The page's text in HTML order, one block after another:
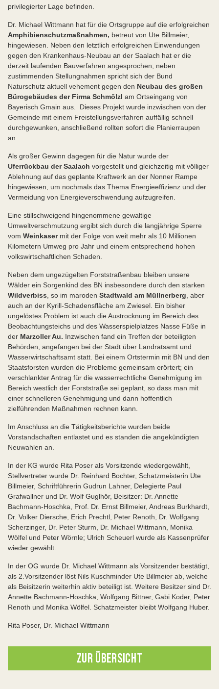
privilegierter Lage befinden.
Dr. Michael Wittmann hat für die Ortsgruppe auf die erfolgreichen
Amphibienschutzmaßnahmen, betreut von Ute Billmeier,
hingewiesen. Neben den letztlich erfolgreichen Einwendungen
gegen den Krankenhaus-Neubau an der Saalach hat er die
derzeit laufenden Bauverfahren angesprochen; neben
zustimmenden Stellungnahmen spricht sich der Bund
Naturschutz aktuell vehement gegen den Neubau des großen
Bürogebäudes der Firma Schmölzl am Ortseingang von
Bayerisch Gmain aus. Dieses Projekt wurde inzwischen von der
Gemeinde mit einem Freistellungsverfahren auffällig schnell
durchgewunken, anschließend rollten sofort die Planierraupen
an.
Als großer Gewinn dagegen für die Natur wurde der
Uferrückbau der Saalach vorgestellt und gleichzeitig mit völliger
Ablehnung auf das geplante Kraftwerk an der Nonner Rampe
hingewiesen, um nochmals das Thema Energieeffizienz und der
Vermeidung von Energieverschwendung aufzugreifen.
Eine stillschweigend hingenommene gewaltige
Umweltverschmutzung ergibt sich durch die langjährige Sperre
vom Weinkasermit der Folge von weit mehr als 10 Millionen
Kilometern Umweg pro Jahr und einem entsprechend hohen
volkswirtschaftlichen Schaden.
Neben dem ungezügelten Forststraßenbau bleiben unsere
Wälder ein Sorgenkind des BN insbesondere durch den starken
Wildverbiss, so im maroden Stadtwald am Müllnerberg, aber
auch an der Kyrill-Schadensfläche am Zwiesel. Ein bisher
ungelöstes Problem ist auch die Austrocknung im Bereich des
Beobachtungsteichs und des Wasserspielplatzes Nasse Füße in
der Marzoller Au. Inzwischen fand ein Treffen der beteiligten
Behörden, angefangen bei der Stadt über Landratsamt und
Wasserwirtschaftsamt statt. Bei einem Ortstermin mit BN und den
Staatsforsten wurden die Probleme gemeinsam erörtert; ein
verschlankter Antrag für die wasserrechtliche Genehmigung im
Bereich westlich der Forststraße sei geplant, so dass man mit
einer schnelleren Genehmigung und dann hoffentlich
zielführenden Maßnahmen rechnen kann.
Im Anschluss an die Tätigkeitsberichte wurden beide
Vorstandschaften entlastet und es standen die angekündigten
Neuwahlen an.
In der KG wurde Rita Poser als Vorsitzende wiedergewählt,
Stellvertreter wurde Dr. Reinhard Bochter, Schatzmeisterin Ute
Billmeier, Schriftführerin Gudrun Lahner, Delegierte Paul
Grafwallner und Dr. Wolf Guglhör, Beisitzer: Dr. Annette
Bachmann-Hoschka, Prof. Dr. Ernst Billmeier, Andreas Burkhardt,
Dr. Volker Diersche, Erich Prechtl, Peter Renoth, Dr. Wolfgang
Scherzinger, Dr. Peter Sturm, Dr. Michael Wittmann, Monika
Wölfel und Peter Wörnle; Ulrich Scheuerl wurde als Kassenprüfer
wieder gewählt.
In der OG wurde Dr. Michael Wittmann als Vorsitzender bestätigt,
als 2.Vorsitzender löst Nils Kuschminder Ute Billmeier ab, welche
als Beisitzerin weiterhin aktiv beteiligt ist. Weitere Besitzer sind Dr.
Annette Bachmann-Hoschka, Wolfgang Bittner, Gabi Koder, Peter
Renoth und Monika Wölfel. Schatzmeister bleibt Wolfgang Huber.
Rita Poser, Dr. Michael Wittmann
ZUR ÜBERSICHT